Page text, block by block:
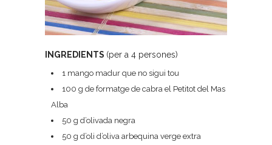
INGREDIENTS (per a 4 persones)
1 mango madur que no sigui tou
100 g de formatge de cabra el Petitot del Mas
Alba
50 g d’olivada negra
50 g d’oli d’oliva arbequina verge extra